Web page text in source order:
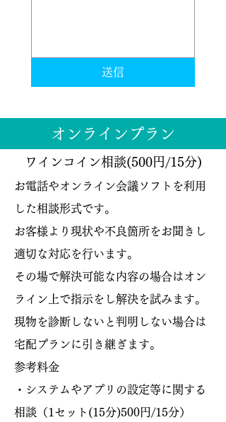
送信
​オンラインプラン
ワインコイン相談(500円/15分)
お電話やオンライン会議ソフトを利用
した相談形式です。
​お客様より現状や不良箇所をお聞きし
適切な対応を行います。
その場で解決可能な内容の場合はオン
ライン上で指示をし解決を試みます。
​現物を診断しないと判明しない場合は
宅配プランに引き継ぎます。
参考料金
・システムやアプリの設定等に関する
相談（1セット(15分)500円/15分）